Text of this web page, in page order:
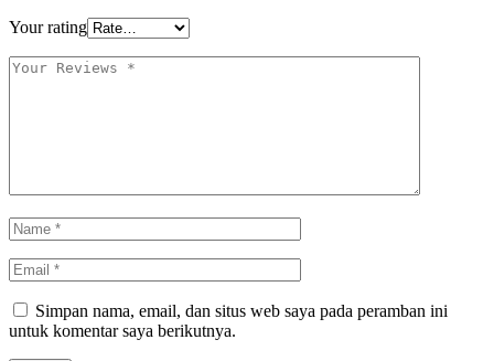
Your rating
Simpan nama, email, dan situs web saya pada peramban ini
untuk komentar saya berikutnya.